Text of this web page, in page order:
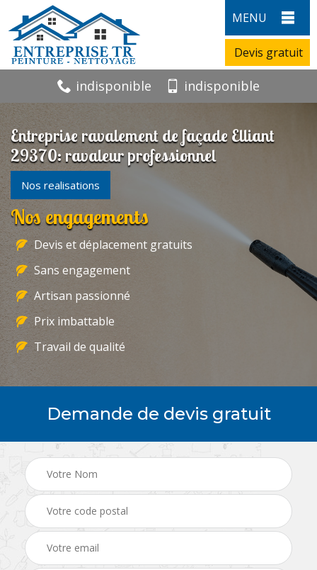
MENU
Devis gratuit
indisponible indisponible
Entreprise ravalement de façade Elliant
29370: ravaleur professionnel
Nos realisations
Nos engagements
Devis et déplacement gratuits
Sans engagement
Artisan passionné
Prix imbattable
Travail de qualité
Demande de devis gratuit